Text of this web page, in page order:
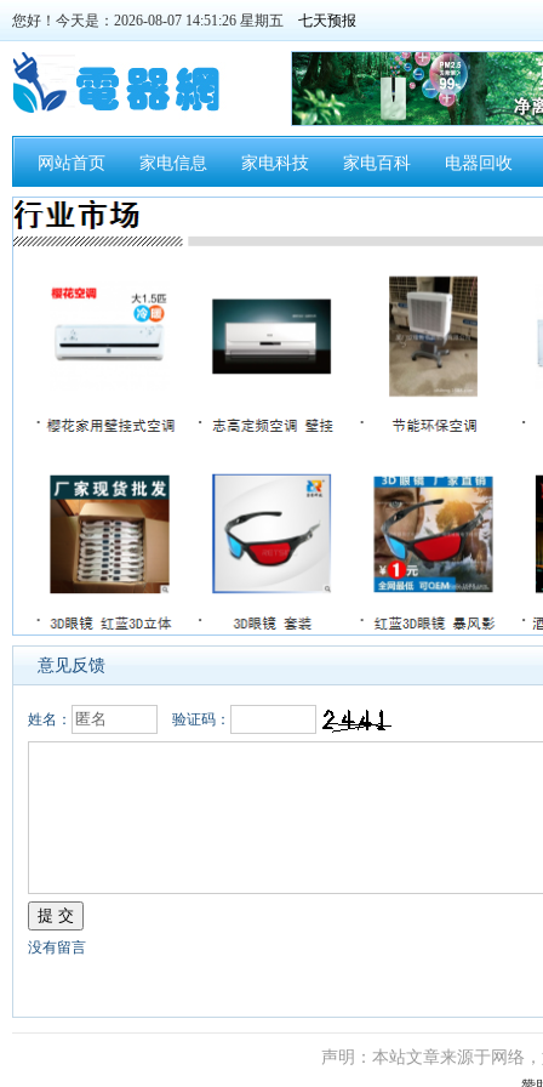
您好！今天是：2026-08-07 14:51:26 星期五
网站首页 家电信息 家电科技 家电百科 电器回收
意见反馈
姓名： 验证码：
没有留言
声明：本站文章来源于网络